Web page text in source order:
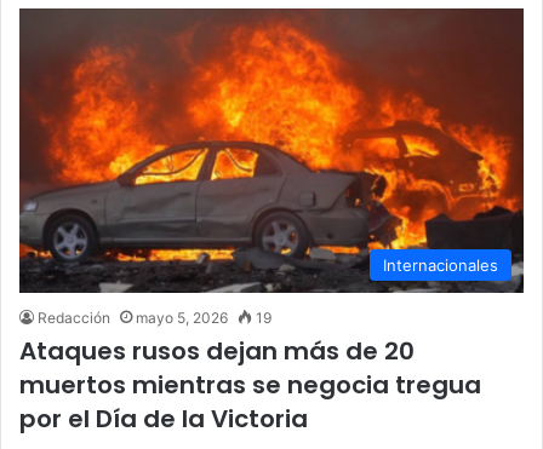
Internacionales
Redacción mayo 5, 2026 19
Ataques rusos dejan más de 20
muertos mientras se negocia tregua
por el Día de la Victoria